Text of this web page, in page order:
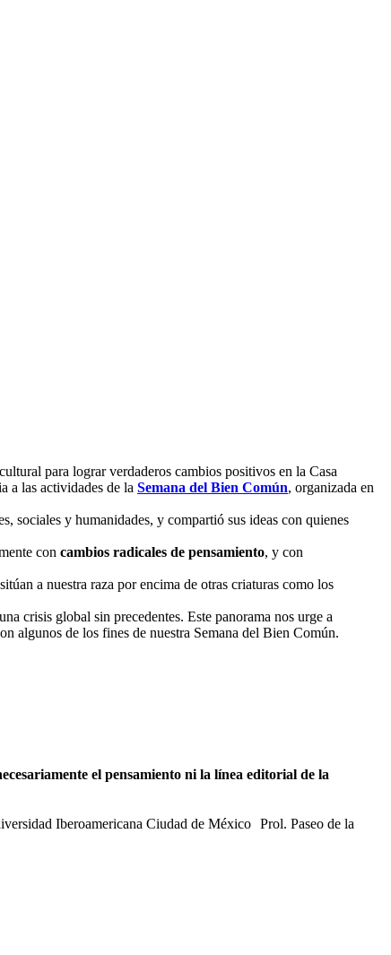
para lograr verdaderos cambios positivos en la Casa
a las actividades de la Semana del Bien Común, organizada en
sociales y humanidades, y compartió sus ideas con quienes
con cambios radicales de pensamiento, y con
a nuestra raza por encima de otras criaturas como los
crisis global sin precedentes. Este panorama nos urge a
algunos de los fines de nuestra Semana del Bien Común.
el pensamiento ni la línea editorial de la
Iberoamericana Ciudad de México Prol. Paseo de la